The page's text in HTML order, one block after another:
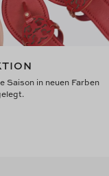
Saison in neuen Farben